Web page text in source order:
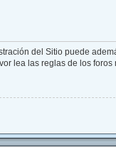
del Sitio puede
lea las reglas de los foros